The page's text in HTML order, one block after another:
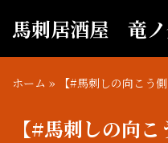
テ
馬刺居酒屋 竜
ホーム » 【#馬刺しの向こう
【#馬刺しの向こ